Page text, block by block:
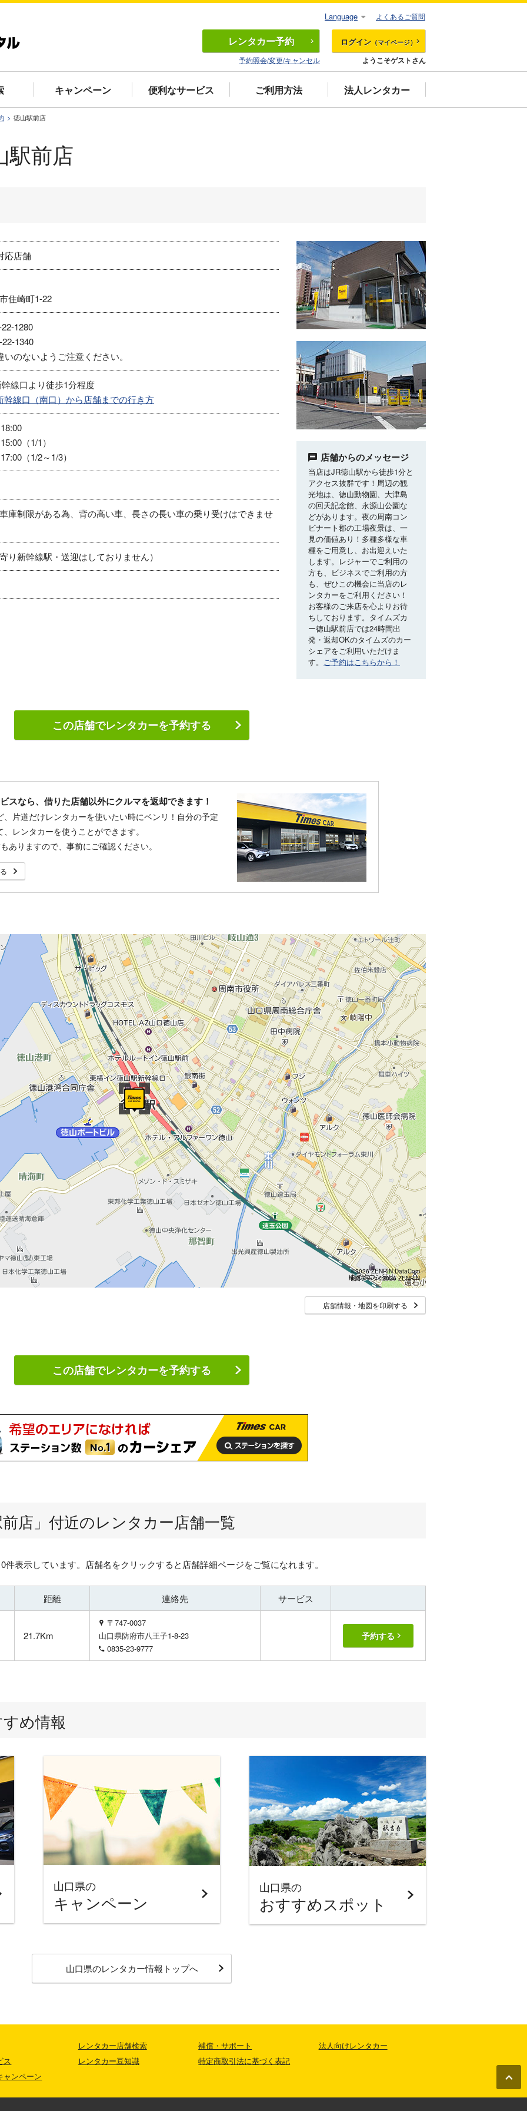
レンタカー予約
予約照会/変更/キャンセル
ログイン （マイページ）
ようこそゲストさん
キャンペーン 便利なサービス ご利用方法 法人レンタカー
よくあるご質問
Language
徳山駅前店
駅前店
応店舗
住崎町1-22
1280
1340
のないようご注意ください。
線口より徒歩1分程度
幹線口（南口）から店舗までの行き方
（1/1）
（1/2～1/3）
庫制限がある為、背の高い車、長さの長い車の乗り受けはできませ
り新幹線駅・送迎はしておりません）
店舗からのメッセージ
当店はJR徳山駅から徒歩1分と
アクセス抜群です！周辺の観
光地は、徳山動物園、大津島
の回天記念館、永源山公園な
どがあります。夜の周南コン
ビナート郡の工場夜景は、一
見の価値あり！多種多様な車
種をご用意し、お出迎えいた
します。レジャーでご利用の
方も、ビジネスでご利用の方
も、ぜひこの機会に当店のレ
ンタカーをご利用ください！
お客様のご来店を心よりお待
ちしております。タイムズカ
ー徳山駅前店では24時間出
発・返却OKのタイムズのカー
シェアをご利用いただけま
す。 ご予約はこちらから！
この店舗でレンタカーを予約する
スなら、借りた店舗以外にクルマを返却できます！
片道だけレンタカーを使いたい時にベンリ！自分の予定
レンタカーを使うことができます。
ありますので、事前にご確認ください。
©2026 ZENRIN DataCom
地図データ©2026 ZENRIN
店舗情報・地図を印刷する
この店舗でレンタカーを予約する
店 」付近のレンタカー店舗一覧
表示しています。店舗名をクリックすると店舗詳細ページをご覧になれます。
距離 連絡先 サービス
21.7Km
〒747-0037
山口県防府市八王子1-8-23
0835-23-9777
予約する
め情報
山口県の
キャンペーン
山口県の
おすすめスポット
山口県のレンタカー情報トップへ
ス
ャンペーン
レンタカー店舗検索
レンタカー豆知識
補償・サポート
特定商取引法に基づく表記
法人向けレンタカー